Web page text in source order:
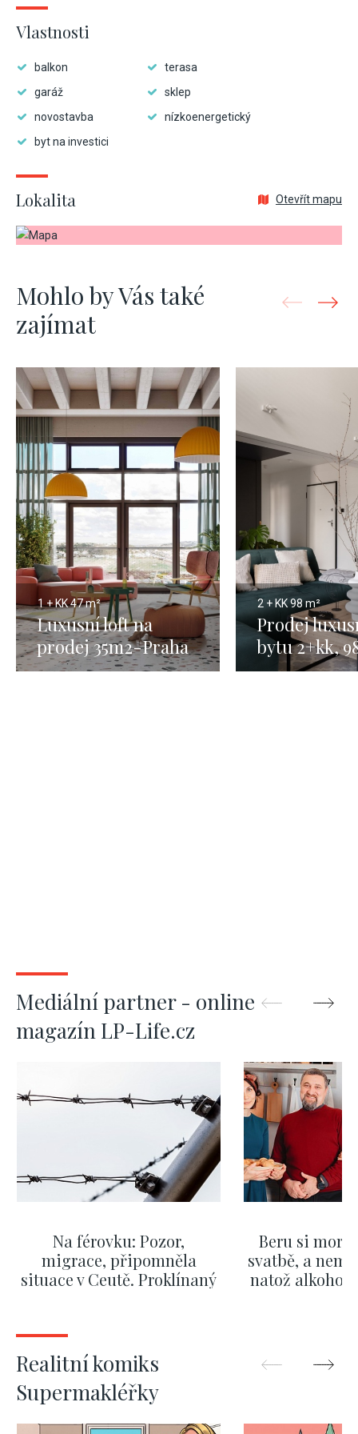
Vlastnosti
balkon
terasa
garáž
sklep
novostavba
nízkoenergetický
byt na investici
Lokalita Otevřít mapu
Mohlo by Vás také
zajímat
1 + KK47 m²
Luxusní loft na
prodej 35m2-Praha
2 + KK98 m²
Prodej
bytu 2+kk,
terasou,
Mediální partner - online
magazín LP-Life.cz
Na férovku: Pozor,
migrace, připomněla
situace v Ceutě. Proklínaný
Okamurova videa
Beru si
svatbě, a
natož alkohol.
Realitní komiks
Supermakléřky